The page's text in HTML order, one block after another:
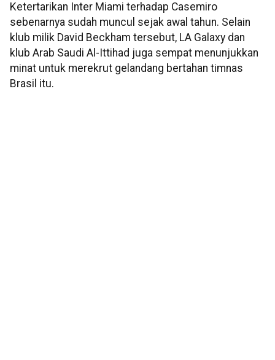
Ketertarikan Inter Miami terhadap Casemiro
sebenarnya sudah muncul sejak awal tahun. Selain
klub milik David Beckham tersebut, LA Galaxy dan
klub Arab Saudi Al-Ittihad juga sempat menunjukkan
minat untuk merekrut gelandang bertahan timnas
Brasil itu.